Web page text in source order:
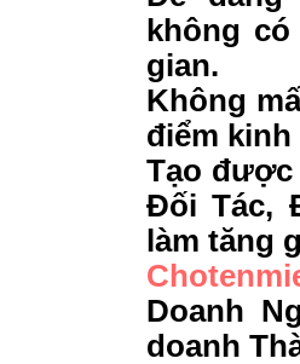
không
gian.
Không
điểm kinh
Tạo được
Đối Tác,
làm tăng
Doanh
doanh